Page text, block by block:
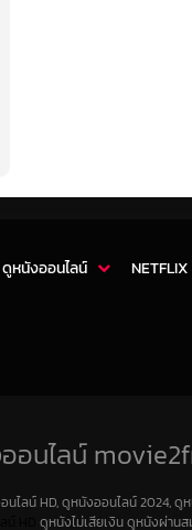
ดูหนังออนไลน์ NETFLIX
อนไลน์
นไลน์ HD, ดูหนังออนไลน์ 2024, ดู
ดูหนังไม่เสียเงิน ดูหนังผ่าน